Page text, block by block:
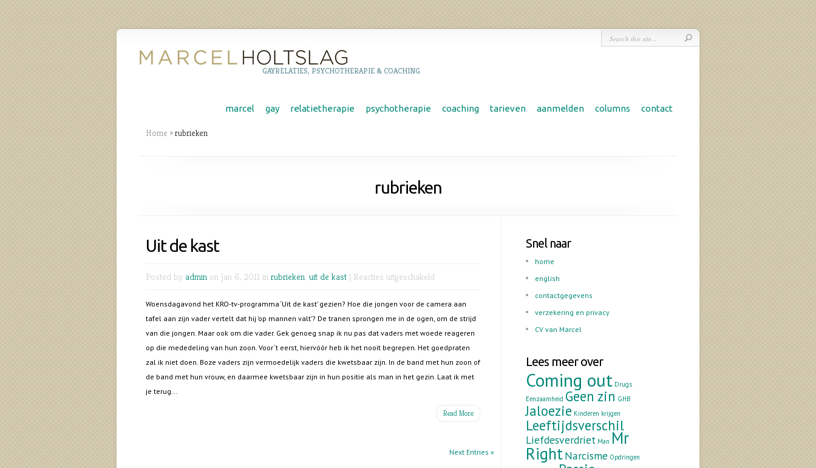
GAYRELATIES, PSYCHOTHERAPIE & COACHING
marcel gay relatietherapie psychotherapie coaching tarieven aanmelden columns contact
Home »rubrieken
rubrieken
Uit de kast
Posted by admin on jan 6, 2011 in rubrieken, uit de kast | Reacties uitgeschakeld
de
kast
Woensdagavond het KRO-tv-programma ‘Uit de kast’ gezien? Hoe die jongen voor de camera aan
tafel aan zijn vader vertelt dat hij ’op mannen valt’? De tranen sprongen me in de ogen, om de strijd
van die jongen. Maar ook om die vader. Gek genoeg snap ik nu pas dat vaders met woede reageren
op die mededeling van hun zoon. Voor ‘t eerst, hiervóór heb ik het nooit begrepen. Het goedpraten
zal ik niet doen. Boze vaders zijn vermoedelijk vaders die kwetsbaar zijn. In de band met hun zoon of
de band met hun vrouw, en daarmee kwetsbaar zijn in hun positie als man in het gezin. Laat ik met
je terug...
Read More
Next Entries »
Snel naar
home
english
contactgegevens
verzekering en privacy
CV van Marcel
Lees meer over
Coming out Drugs
Eenzaamheid Geen zin GHB
Jaloezie Kinderen krijgen
Leeftijdsverschil
Liefdesverdriet Man Mr
RightNarcisme Opdringen